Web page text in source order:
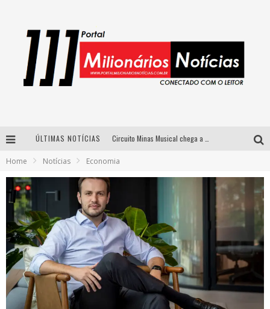
ÚLTIMAS NOTÍCIAS
Home Notícias Economia